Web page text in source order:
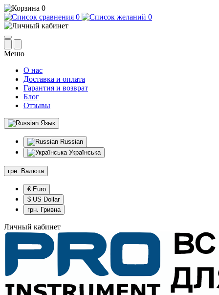
0
0
0
Меню
О нас
Доставка и оплата
Гарантия и возврат
Блог
Отзывы
Язык
Russian
Українська
грн. Валюта
€ Euro
$ US Dollar
грн. Гривна
Личный кабинет